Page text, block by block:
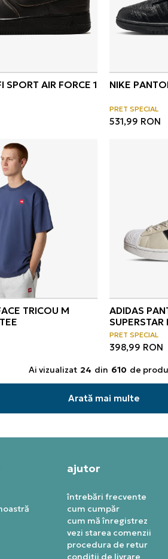
SPORT AIR FORCE 1
NIKE
PRET SPECIAL
531,99 RON
TRICOU M
ADIDAS
SUPERSTAR
PRET SPECIAL
398,99 RON
Ai vizualizat 24 din 610 de
Arată mai multe
ajutor
întrebări frecvente
cum cumpăr
cum mă înregistrez
vezi starea comenzii
procedura de retur
condiții de livrare